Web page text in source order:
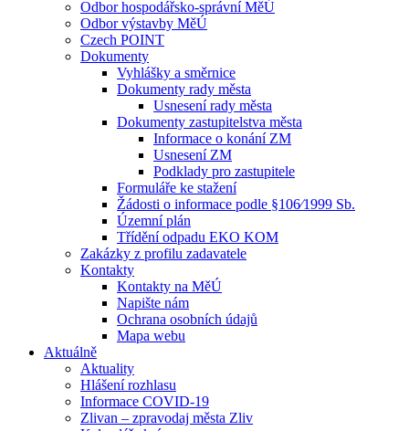
Odbor hospodářsko-správní MěÚ
Odbor výstavby MěÚ
Czech POINT
Dokumenty
Vyhlášky a směrnice
Dokumenty rady města
Usnesení rady města
Dokumenty zastupitelstva města
Informace o konání ZM
Usnesení ZM
Podklady pro zastupitele
Formuláře ke stažení
Žádosti o informace podle §106⁄1999 Sb.
Územní plán
Třídění odpadu EKO KOM
Zakázky z profilu zadavatele
Kontakty
Kontakty na MěÚ
Napište nám
Ochrana osobních údajů
Mapa webu
Aktuálně
Aktuality
Hlášení rozhlasu
Informace COVID-19
Zlivan – zpravodaj města Zliv